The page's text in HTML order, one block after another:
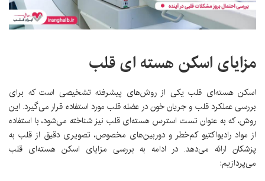
مزایای اسکن هسته ای قلب
اسکن هسته‌ای قلب یکی از روش‌های پیشرفته تشخیصی است که برای
بررسی عملکرد قلب و جریان خون در عضله قلب مورد استفاده قرار می‌گیرد. این
روش، که به عنوان تست استرس هسته‌ای قلب نیز شناخته می‌شود، با استفاده
از مواد رادیواکتیو کم‌خطر و دوربین‌های مخصوص، تصویری دقیق از قلب به
پزشکان ارائه می‌دهد. در ادامه به بررسی مزایای اسکن هسته‌ای قلب
می‌پردازیم: